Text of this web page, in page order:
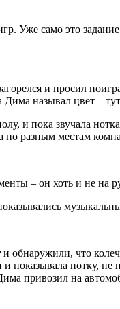
Уже само это
и просил
называл цвет –
и пока звучала
по разным местам
– он хоть и не на
и обнаружили, что
показывала нотку,
привозил на